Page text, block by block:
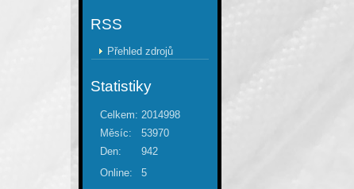
RSS
Přehled zdrojů
Statistiky
Online: 5
Celkem: 2014998
Měsíc:
53970
Den:
942